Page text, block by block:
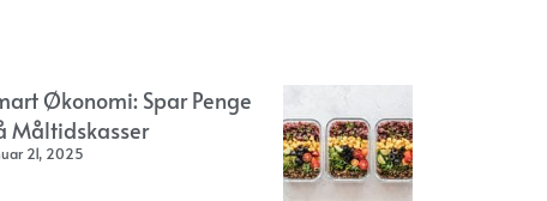
Økonomi: Spar Penge
Måltidskasser
21, 2025